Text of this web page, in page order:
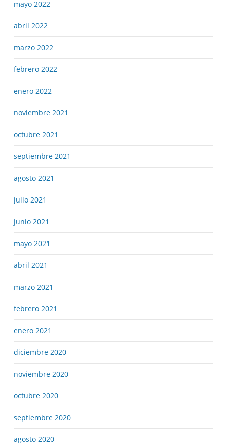
mayo 2022
abril 2022
marzo 2022
febrero 2022
enero 2022
noviembre 2021
octubre 2021
septiembre 2021
agosto 2021
julio 2021
junio 2021
mayo 2021
abril 2021
marzo 2021
febrero 2021
enero 2021
diciembre 2020
noviembre 2020
octubre 2020
septiembre 2020
agosto 2020